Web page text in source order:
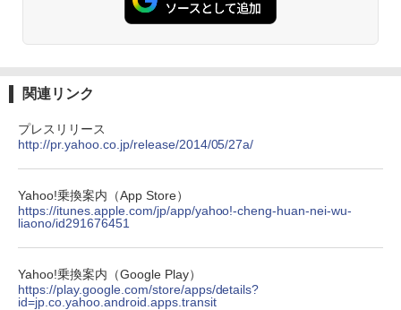
関連リンク
プレスリリース
http://pr.yahoo.co.jp/release/2014/05/27a/
Yahoo!乗換案内（App Store）
https://itunes.apple.com/jp/app/yahoo!-cheng-huan-nei-wu-
liaono/id291676451
Yahoo!乗換案内（Google Play）
https://play.google.com/store/apps/details?
id=jp.co.yahoo.android.apps.transit